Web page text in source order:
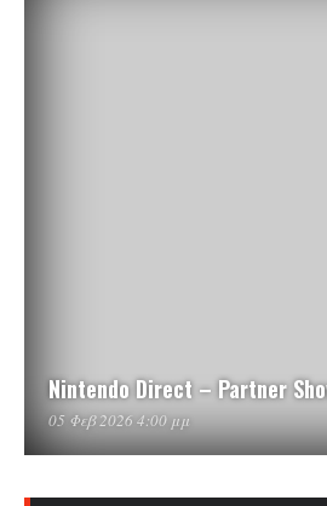
Nintendo Direct – Partner
05 Φεβ 2026 4:00 μμ